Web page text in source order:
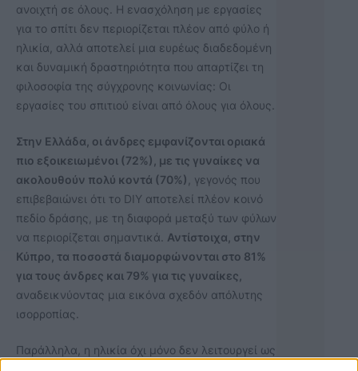
ανοιχτή σε όλους. Η ενασχόληση με εργασίες
για το σπίτι δεν περιορίζεται πλέον από φύλο ή
ηλικία, αλλά αποτελεί μια ευρέως διαδεδομένη
και δυναμική δραστηριότητα που απαρτίζει τη
φιλοσοφία της σύγχρονης κοινωνίας: Οι
εργασίες του σπιτιού είναι από όλους για όλους.
Στην Ελλάδα, οι άνδρες εμφανίζονται οριακά
πιο εξοικειωμένοι (72%), με τις γυναίκες να
ακολουθούν πολύ κοντά (70%)
, γεγονός που
επιβεβαιώνει ότι το DIY αποτελεί πλέον κοινό
πεδίο δράσης, με τη διαφορά μεταξύ των φύλων
να περιορίζεται σημαντικά. Αντίστοιχα, στην
Κύπρο, τα ποσοστά διαμορφώνονται στο 81%
για τους άνδρες και 79% για τις γυναίκες,
αναδεικνύοντας μια εικόνα σχεδόν απόλυτης
ισορροπίας.
Παράλληλα, η ηλικία όχι μόνο δεν λειτουργεί ως